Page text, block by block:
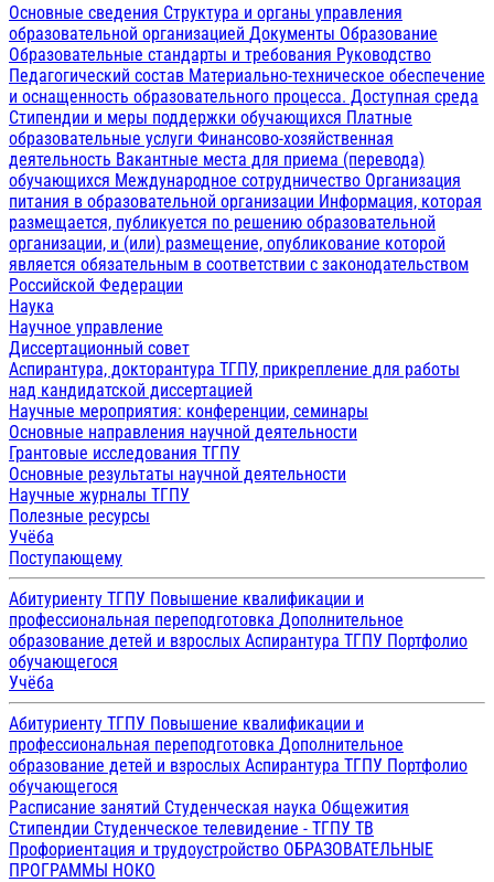
Основные сведения Структура и органы управления
образовательной организацией Документы Образование
Образовательные стандарты и требования Руководство
Педагогический состав Материально-техническое обеспечение
и оснащенность образовательного процесса. Доступная среда
Стипендии и меры поддержки обучающихся Платные
образовательные услуги Финансово-хозяйственная
деятельность Вакантные места для приема (перевода)
обучающихся Международное сотрудничество Организация
питания в образовательной организации Информация, которая
размещается, публикуется по решению образовательной
организации, и (или) размещение, опубликование которой
является обязательным в соответствии с законодательством
Российской Федерации
Наука
Научное управление
Диссертационный совет
Аспирантура, докторантура ТГПУ, прикрепление для работы
над кандидатской диссертацией
Научные мероприятия: конференции, семинары
Основные направления научной деятельности
Грантовые исследования ТГПУ
Основные результаты научной деятельности
Научные журналы ТГПУ
Полезные ресурсы
Учёба
Поступающему
Абитуриенту ТГПУ Повышение квалификации и
профессиональная переподготовка Дополнительное
образование детей и взрослых Аспирантура ТГПУ Портфолио
обучающегося
Учёба
Абитуриенту ТГПУ Повышение квалификации и
профессиональная переподготовка Дополнительное
образование детей и взрослых Аспирантура ТГПУ Портфолио
обучающегося
Расписание занятий Студенческая наука Общежития
Стипендии Студенческое телевидение - ТГПУ ТВ
Профориентация и трудоустройство ОБРАЗОВАТЕЛЬНЫЕ
ПРОГРАММЫ НОКО